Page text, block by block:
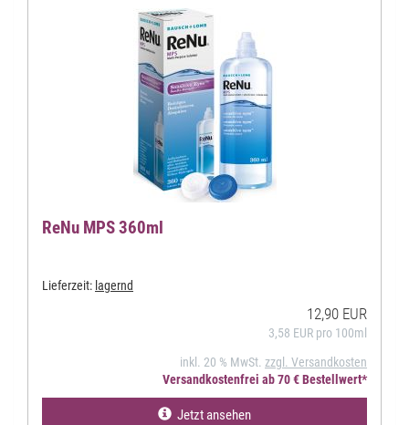
ReNu MPS 360ml
Lieferzeit: lagernd
12,90 EUR
3,58 EUR pro 100ml
inkl. 20 % MwSt. zzgl. Versandkosten
Versandkostenfrei ab 70 € Bestellwert*
Jetzt ansehen